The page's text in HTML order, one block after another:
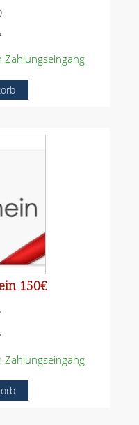
Zahlungseingang
150€
Zahlungseingang